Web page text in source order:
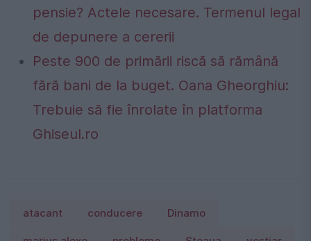
pensie? Actele necesare. Termenul legal
de depunere a cererii
Peste 900 de primării riscă să rămână
fără bani de la buget. Oana Gheorghiu:
Trebuie să fie înrolate în platforma
Ghiseul.ro
atacant conducere Dinamo